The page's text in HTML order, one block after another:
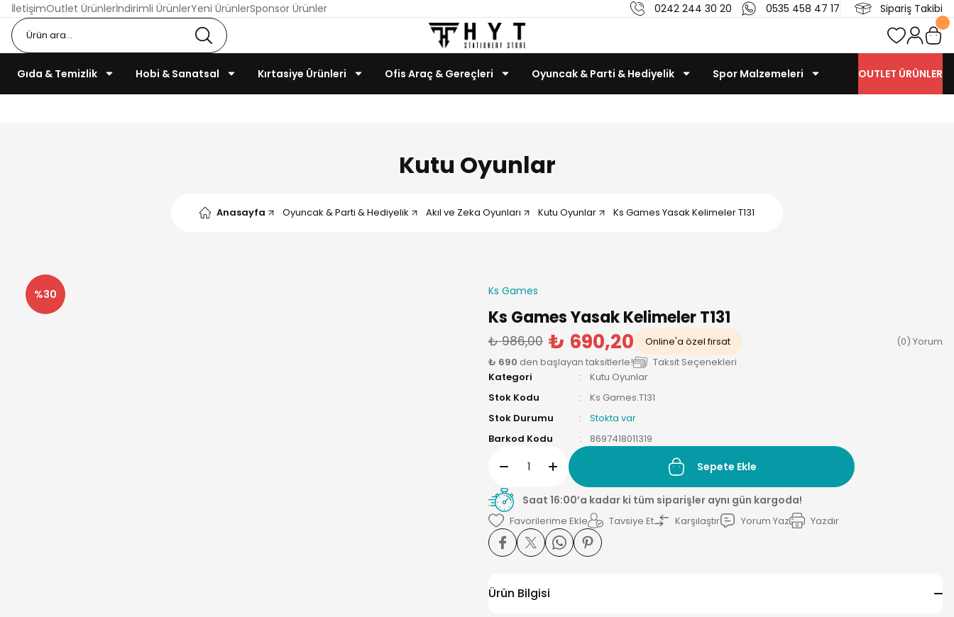
İletişimOutlet Ürünlerİndirimli ÜrünlerYeni ÜrünlerSponsor Ürünler 0242 244 30 20 0535 458 47 17 Sipariş Takibi
Gıda & Temizlik Hobi & Sanatsal Kırtasiye Ürünleri Ofis Araç & Gereçleri Oyuncak & Parti & Hediyelik Spor Malzemeleri OUTLET ÜRÜNLER
Kutu Oyunlar
Anasayfa Oyuncak & Parti & Hediyelik Akıl ve Zeka Oyunları Kutu Oyunlar Ks Games Yasak Kelimeler T131
%30 Ks Games
Ks Games Yasak Kelimeler T131
₺ 986,00 ₺ 690,20 Online'a özel fırsat
(0) Yorum
₺ 690 den başlayan taksitlerle!
Taksit Seçenekleri
Kategori
Kutu Oyunlar
Stok Kodu
Ks Games.T131
Stok Durumu
Stokta var
Barkod Kodu
8697418011319
Sepete Ekle
Saat 16:00’a kadar ki tüm siparişler aynı gün kargoda!
Tavsiye Et Karşılaştır Yorum Yaz Yazdır
Ürün Bilgisi